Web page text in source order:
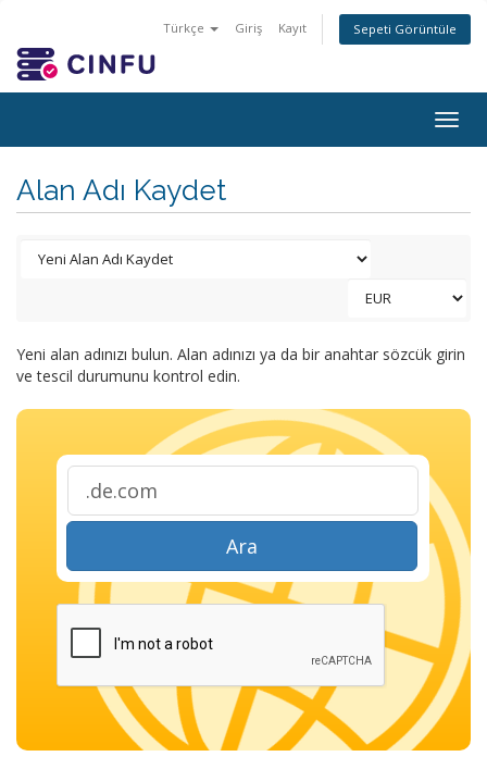
Türkçe Giriş Kayıt Sepeti Görüntüle
Alan Adı Kaydet
Yeni alan adınızı bulun. Alan adınızı ya da bir anahtar sözcük girin
ve tescil durumunu kontrol edin.
Ara